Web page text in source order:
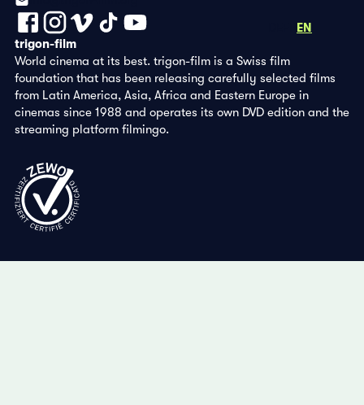
EN
trigon-film
World cinema at its best. trigon-film is a Swiss film
foundation that has been releasing carefully selected films
from Latin America, Asia, Africa and Eastern Europe in
cinemas since 1988 and operates its own DVD edition and the
streaming platform filmingo.